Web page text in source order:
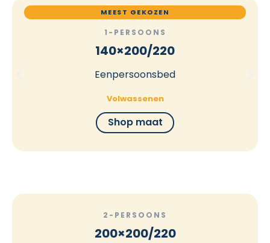
MEEST GEKOZEN
1-PERSOONS
140×200/220
Eenpersoonsbed
Volwassenen
Shop maat
2-PERSOONS
200×200/220